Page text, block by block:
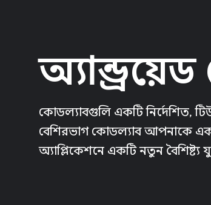
কোডল্যাবগুলি একটি নির্দেশিত,
বেশিরভাগ কোডল্যাব আপনাকে
অ্যাপ্লিকেশনে একটি নতুন বৈশিষ্ট্য